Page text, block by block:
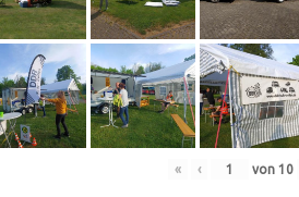
« ‹ von10